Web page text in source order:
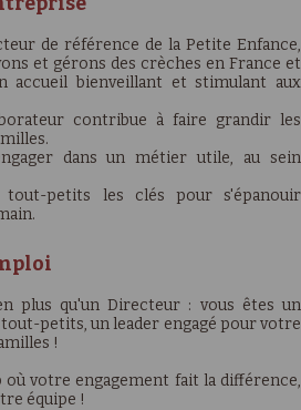
de référence de la Petite Enfance,
et gérons des crèches en France et
accueil bienveillant et stimulant aux
contribue à faire grandir les
dans un métier utile, au sein
tout-petits les clés pour s'épanouir
plus qu'un Directeur : vous êtes un
petits, un leader engagé pour votre
!
où votre engagement fait la différence,
équipe !